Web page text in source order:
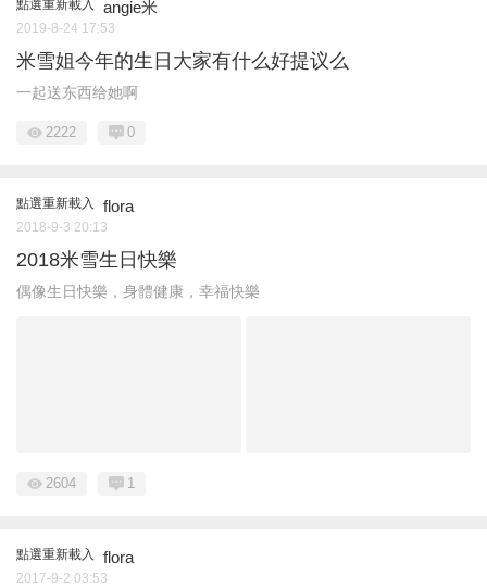
點選重新載入 angie米
2019-8-24 17:53
米雪姐今年的生日大家有什么好提议么
一起送东西给她啊
2222 0
點選重新載入 flora
2018-9-3 20:13
2018米雪生日快樂
偶像生日快樂，身體健康，幸福快樂
2604 1
點選重新載入 flora
2017-9-2 03:53